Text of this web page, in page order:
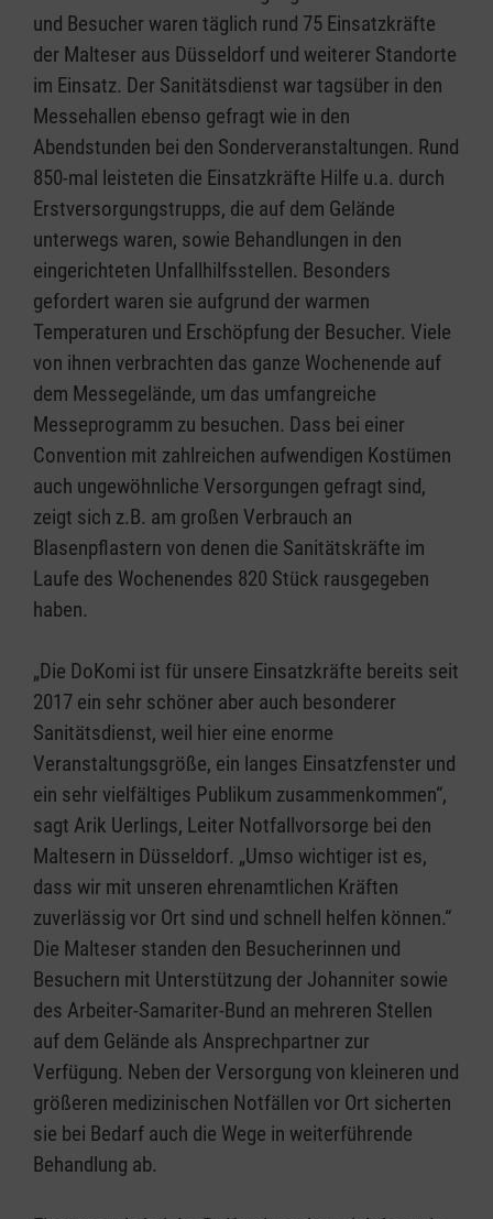
und Besucher waren täglich rund 75 Einsatzkräfte
der Malteser aus Düsseldorf und weiterer Standorte
im Einsatz. Der Sanitätsdienst war tagsüber in den
Messehallen ebenso gefragt wie in den
Abendstunden bei den Sonderveranstaltungen. Rund
850-mal leisteten die Einsatzkräfte Hilfe u.a. durch
Erstversorgungstrupps, die auf dem Gelände
unterwegs waren, sowie Behandlungen in den
eingerichteten Unfallhilfsstellen. Besonders
gefordert waren sie aufgrund der warmen
Temperaturen und Erschöpfung der Besucher. Viele
von ihnen verbrachten das ganze Wochenende auf
dem Messegelände, um das umfangreiche
Messeprogramm zu besuchen. Dass bei einer
Convention mit zahlreichen aufwendigen Kostümen
auch ungewöhnliche Versorgungen gefragt sind,
zeigt sich z.B. am großen Verbrauch an
Blasenpflastern von denen die Sanitätskräfte im
Laufe des Wochenendes 820 Stück rausgegeben
haben.
„Die DoKomi ist für unsere Einsatzkräfte bereits seit
2017 ein sehr schöner aber auch besonderer
Sanitätsdienst, weil hier eine enorme
Veranstaltungsgröße, ein langes Einsatzfenster und
ein sehr vielfältiges Publikum zusammenkommen“,
sagt Arik Uerlings, Leiter Notfallvorsorge bei den
Maltesern in Düsseldorf. „Umso wichtiger ist es,
dass wir mit unseren ehrenamtlichen Kräften
zuverlässig vor Ort sind und schnell helfen können.“
Die Malteser standen den Besucherinnen und
Besuchern mit Unterstützung der Johanniter sowie
des Arbeiter-Samariter-Bund an mehreren Stellen
auf dem Gelände als Ansprechpartner zur
Verfügung. Neben der Versorgung von kleineren und
größeren medizinischen Notfällen vor Ort sicherten
sie bei Bedarf auch die Wege in weiterführende
Behandlung ab.